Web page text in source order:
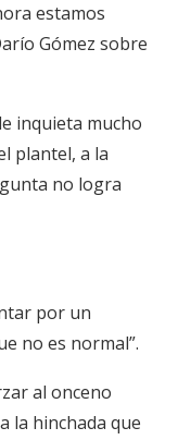
estamos
Gómez sobre
inquieta mucho
plantel, a la
no logra
por un
no es normal”.
al onceno
la hinchada que